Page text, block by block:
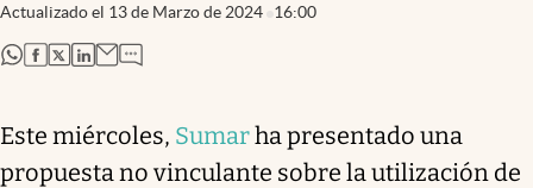
Actualizado el 13 de Marzo de 2024 16:00
abre en nueva pestaña
abre en nueva pestaña
abre en nueva pestaña
abre en nueva pestaña
Este miércoles, Sumarha presentado una
propuesta no vinculante sobre la utilización de